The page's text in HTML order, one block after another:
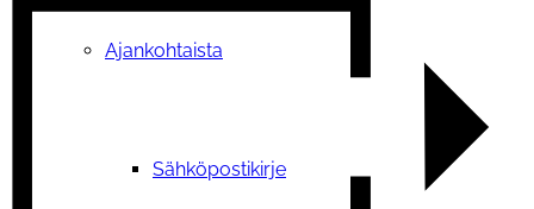
Ajankohtaista
Sähköpostikirje